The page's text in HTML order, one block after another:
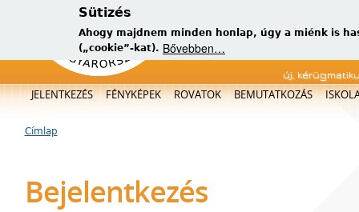
Sütizés
Ahogy majdnem minden honlap, úgy a miénk is
(„cookie”-kat). Bővebben…
új,
Főmenü
JELENTKEZÉS FÉNYKÉPEK ROVATOK BEMUTATKOZÁS
Jelenlegi hely
Címlap
Bejelentkezés